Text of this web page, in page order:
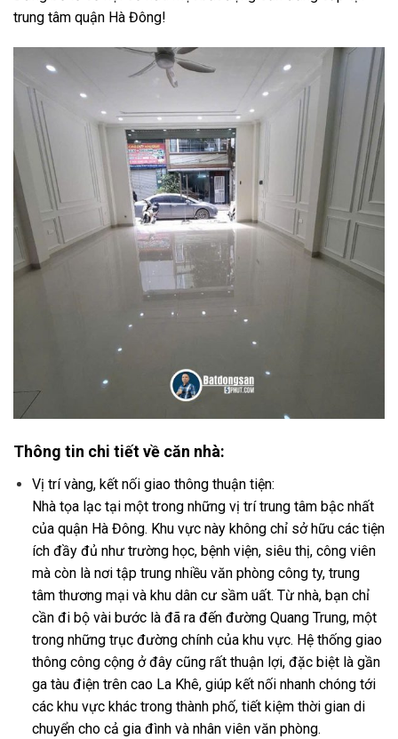
trung tâm quận Hà Đông!
Thông tin chi tiết về căn nhà:
Vị trí vàng, kết nối giao thông thuận tiện:
Nhà tọa lạc tại một trong những vị trí trung tâm bậc nhất
của quận Hà Đông. Khu vực này không chỉ sở hữu các tiện
ích đầy đủ như trường học, bệnh viện, siêu thị, công viên
mà còn là nơi tập trung nhiều văn phòng công ty, trung
tâm thương mại và khu dân cư sầm uất. Từ nhà, bạn chỉ
cần đi bộ vài bước là đã ra đến đường Quang Trung, một
trong những trục đường chính của khu vực. Hệ thống giao
thông công cộng ở đây cũng rất thuận lợi, đặc biệt là gần
ga tàu điện trên cao La Khê, giúp kết nối nhanh chóng tới
các khu vực khác trong thành phố, tiết kiệm thời gian di
chuyển cho cả gia đình và nhân viên văn phòng.